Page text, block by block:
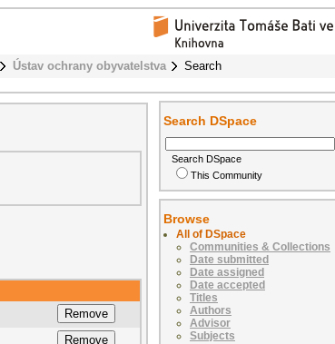
Ústav ochrany obyvatelstva Search
Search DSpace
Search DSpace
This Community
Browse
All of DSpace
Communities & Collections
Date submitted
Date assigned
Date accepted
Titles
Authors
Advisor
Subjects